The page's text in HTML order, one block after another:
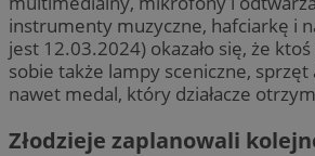
instrumenty muzyczne, hafciarkę i
jest 12.03.2024) okazało się, że ktoś
sobie także lampy sceniczne, sprzęt
nawet medal, który działacze
Złodzieje zaplanowali